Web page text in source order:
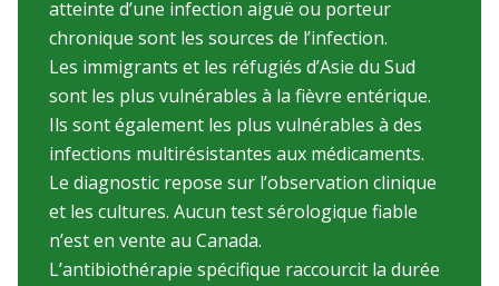
atteinte d’une infection aiguë ou porteur
chronique sont les sources de l’infection.
Les immigrants et les réfugiés d’Asie du Sud
sont les plus vulnérables à la fièvre entérique.
Ils sont également les plus vulnérables à des
infections multirésistantes aux médicaments.
Le diagnostic repose sur l’observation clinique
et les cultures. Aucun test sérologique fiable
n’est en vente au Canada.
L’antibiothérapie spécifique raccourcit la durée